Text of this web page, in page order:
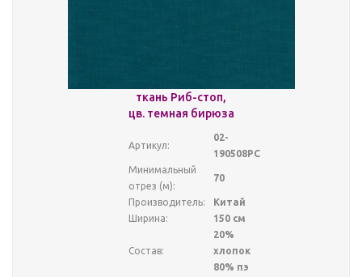
ткань Риб-стоп,
цв. темная бирюза
Артикул:
02-
190508РС
Минимальный
отрез (м):
70
Производитель:
Китай
Ширина:
150 см
Состав:
20%
хлопок
80% пэ